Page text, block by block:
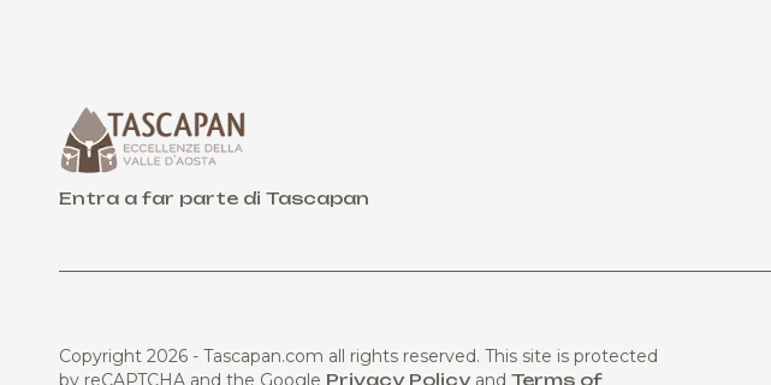
Entra a far parte di Tascapan
Copyright 2026 - Tascapan.com all rights reserved. This site is protected
by reCAPTCHA and the Google Privacy Policy andTerms of